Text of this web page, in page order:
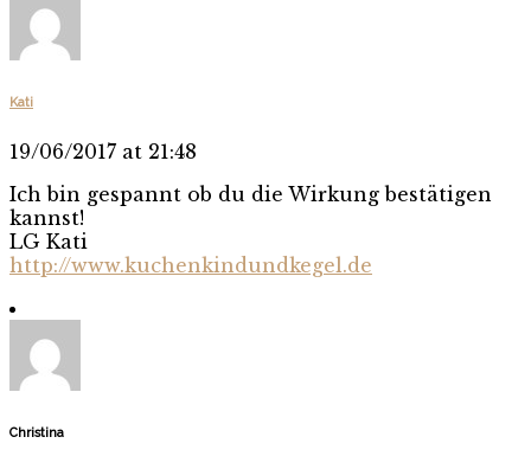
Kati
19/06/2017 at 21:48
Ich bin gespannt ob du die Wirkung bestätigen
kannst!
LG Kati
http://www.kuchenkindundkegel.de
Christina